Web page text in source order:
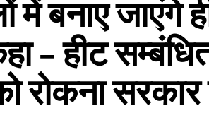
में बनाए जाएंगे
– हीट
रोकना